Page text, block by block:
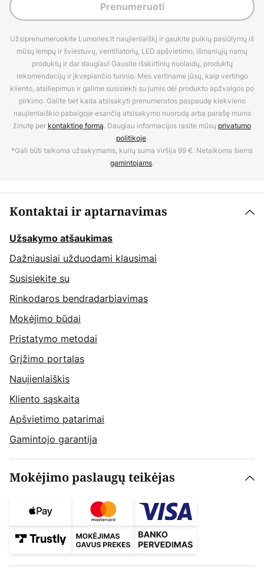
Prenumeruoti
Užsiprenumeruokite Lumories.lt naujienlaiškį ir gaukite puikių pasiūlymų iš
mūsų lempų ir šviestuvų, ventiliatorių, LED apšvietimo, išmaniųjų namų
produktų ir dar daugiau! Gausite išskirtinių nuolaidų, produktų
rekomendacijų ir įkvepiančio turinio. Mes vertiname jūsų, kaip vertingo
kliento, atsiliepimus ir galime susisiekti su jumis dėl produkto apžvalgos po
pirkimo. Galite bet kada atsisakyti prenumeratos paspaudę kiekvieno
naujienlaiškio pabaigoje esančią atsisakymo nuorodą arba parašę mums
žinutę per kontaktinę formą. Daugiau informacijos rasite mūsų privatumo
politikoje.
*Gali būti taikoma užsakymams, kurių suma viršija 99 €. Netaikoma šiems
gamintojams.
Kontaktai ir aptarnavimas
Užsakymo atšaukimas
Dažniausiai užduodami klausimai
Susisiekite su
Rinkodaros bendradarbiavimas
Mokėjimo būdai
Pristatymo metodai
Grįžimo portalas
Naujienlaiškis
Kliento sąskaita
Apšvietimo patarimai
Gamintojo garantija
Mokėjimo paslaugų teikėjas